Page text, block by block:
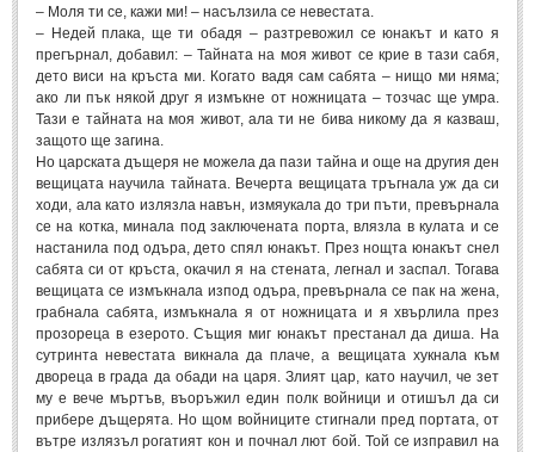
– Моля ти се, кажи ми! – насълзила се невестата.
– Недей плака, ще ти обадя – разтревожил се юнакът и като я
прегърнал, добавил: – Тайната на моя живот се крие в тази сабя,
дето виси на кръста ми. Когато вадя сам сабята – нищо ми няма;
ако ли пък някой друг я измъкне от ножницата – тозчас ще умра.
Тази е тайната на моя живот, ала ти не бива никому да я казваш,
защото ще загина.
Но царската дъщеря не можела да пази тайна и още на другия ден
вещицата научила тайната. Вечерта вещицата тръгнала уж да си
ходи, ала като излязла навън, измяукала до три пъти, превърнала
се на котка, минала под заключената порта, влязла в кулата и се
настанила под одъра, дето спял юнакът. През нощта юнакът снел
сабята си от кръста, окачил я на стената, легнал и заспал. Тогава
вещицата се измъкнала изпод одъра, превърнала се пак на жена,
грабнала сабята, измъкнала я от ножницата и я хвърлила през
прозореца в езерото. Същия миг юнакът престанал да диша. На
сутринта невестата викнала да плаче, а вещицата хукнала към
двореца в града да обади на царя. Злият цар, като научил, че зет
му е вече мъртъв, въоръжил един полк войници и отишъл да си
прибере дъщерята. Но щом войниците стигнали пред портата, от
вътре излязъл рогатият кон и почнал лют бой. Той се изправил на